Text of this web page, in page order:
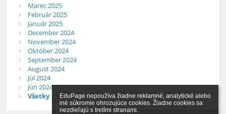
EduPage nepoužíva žiadne reklamné, analytické alebo
iné súkromie ohrozujúce cookies. Žiadne cookies sa
nezdieľajú s tretími stranami.
Marec 2025
Február 2025
Január 2025
December 2024
November 2024
Október 2024
September 2024
August 2024
Júl 2024
Jún 2024
Všetky